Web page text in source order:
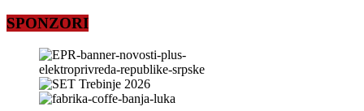
SPONZORI